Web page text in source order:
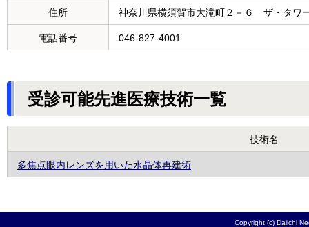
住所 神奈川県横須賀市大滝町２－６ ザ・タワ
電話番号 046-827-4001
受診可能先進医療技術一覧
技術名
多焦点眼内レンズを用いた水晶体再建術
Copyright (c) Daiichi